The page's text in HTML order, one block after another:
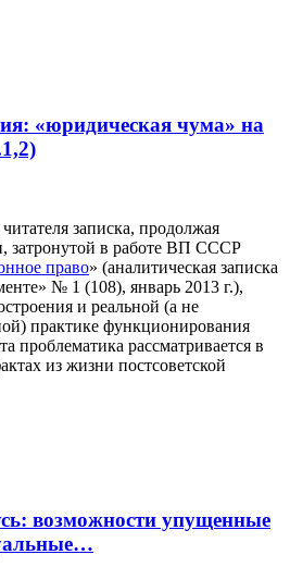
«юридическая чума» на
записка, продолжая
затронутой в работе ВП СССР
право» (аналитическая записка
№ 1 (108), январь 2013 г.),
и реальной (а не
практике функционирования
проблематика рассматривается в
из жизни постсоветской
возможности упущенные